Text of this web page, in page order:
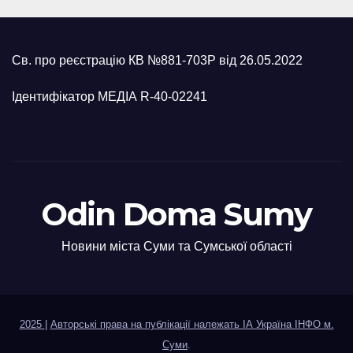
Св. про реєстрацію КВ №881-703Р від 26.05.2022
Ідентифікатор МЕДІА R-40-02241
Odin Doma Sumy
Новини міста Суми та Сумської області
2025
Авторські права на публікації належать ІА Україна ІНФО м.
Суми.